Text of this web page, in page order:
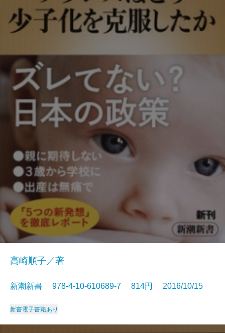
高崎順子／著
新潮新書 978-4-10-610689-7 814円 2016/10/15
新書電子書籍あり